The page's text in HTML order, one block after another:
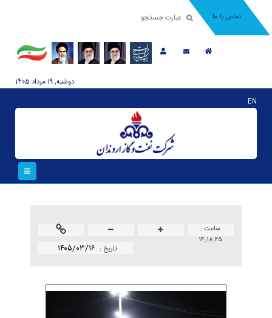
تماس با ما
دوشنبه, 19 مرداد 1405
EN
ساعت :
۱۴:۱۸:۲۵
تاريخ : ۱۴۰۵/۰۳/۱۶